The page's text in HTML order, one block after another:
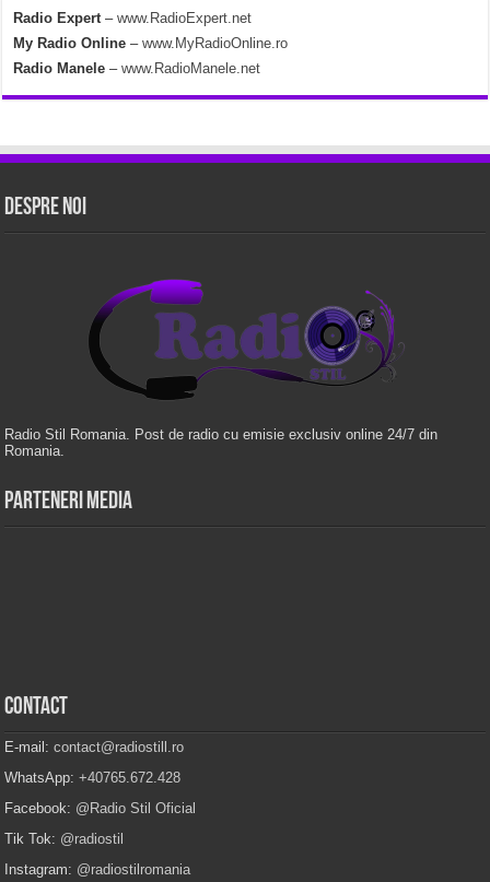
Radio Expert–www.RadioExpert.net
My Radio Online –www.MyRadioOnline.ro
Radio Manele–www.RadioManele.net
Despre Noi
Radio Stil Romania. Post de radio cu emisie exclusiv online 24/7 din
Romania.
Parteneri Media
Contact
E-mail:contact@radiostill.ro
WhatsApp:+40765.672.428
Facebook: @Radio Stil Oficial
Tik Tok: @radiostil
Instagram: @radiostilromania